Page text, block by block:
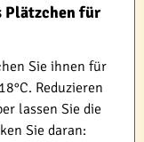
Plätzchen für
Sie ihnen für
Reduzieren
lassen Sie die
Sie daran: